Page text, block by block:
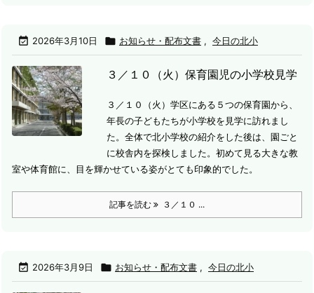
 2026年3月10日  お知らせ・配布文書 , 今日の北小
３／１０（火）保育園児の小学校見学
３／１０（火）学区にある５つの保育園から、
年長の子どもたちが小学校を見学に訪れまし
た。 全体で北小学校の紹介をした後は、園ごと
に校舎内を探検しました。初めて見る大きな教
室や体育館に、目を輝かせている姿がとても印象的でした。
記事を読む ３／１０ ...
 2026年3月9日  お知らせ・配布文書 , 今日の北小